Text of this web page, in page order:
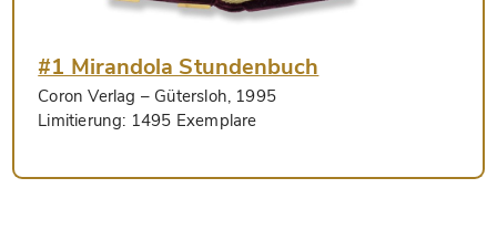
#1 Mirandola Stundenbuch
Coron Verlag – Gütersloh, 1995
Limitierung: 1495 Exemplare